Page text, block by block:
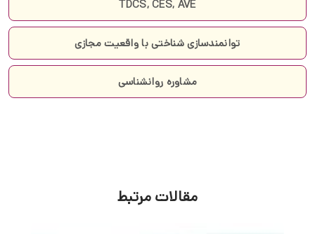
TDCS, CES, AVE
توانمندسازی شناختی با واقعیت مجازی
مشاوره روانشناسی
مقالات مرتبط